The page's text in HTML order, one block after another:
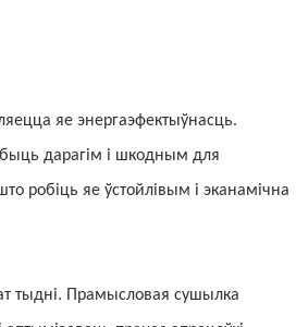
яе энергаэфектыўнасць.
дарагім і шкодным для
робіць яе ўстойлівым і эканамічна
тыдні. Прамысловая сушылка